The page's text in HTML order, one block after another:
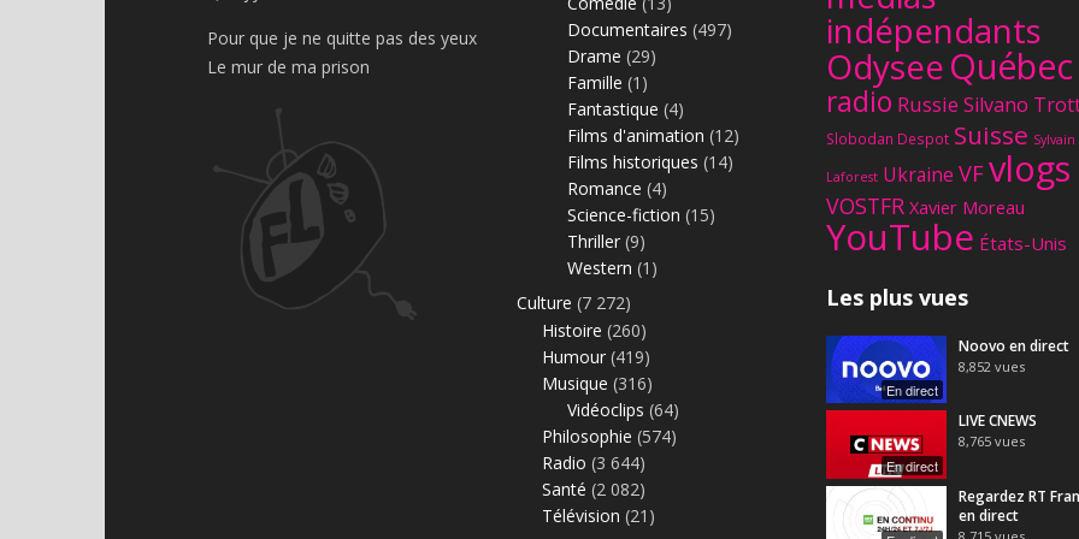
Pour que je ne quitte pas des yeux
Le mur de ma prison
Documentaires (497)
Drame (29)
Famille (1)
Fantastique (4)
Films d'animation (12)
Films historiques (14)
Romance (4)
Science-fiction (15)
Thriller (9)
Western (1)
Culture (7 272)
Histoire (260)
Humour (419)
Musique (316)
Vidéoclips (64)
Philosophie (574)
Radio (3 644)
Santé (2 082)
Télévision (21)
indépendants
OdyseeQuébec
radio Russie Silvano
Slobodan Despot Suisse Sylvain
Laforest Ukraine VFvlogs
VOSTFR Xavier Moreau
YouTube États-Unis
Les plus vues
En direct
Noovo en direct
8,852 vues
En direct
LIVE CNEWS
8,765 vues
Regardez RT
en direct
8,715 vues